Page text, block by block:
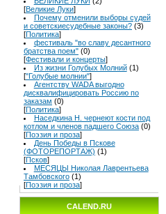
[Великие Луки]
Почему отменили выборы судей
и советскиесудебные законы? (3)
[Политика]
фестиваль "во славу десантного
братства поем" (0)
[Фестивали и концерты]
Из жизни Голубых Молний (1)
["Голубые молнии"]
Агентству WADA выгодно
дисквалифицировать Россию по
заказам (0)
[Политика]
Наседкина Н. чернеют кости под
котлом и членов падшего Союза (0)
[Поэзия и проза]
День Победы в Пскове
(ФОТОРЕПОРТАЖ) (1)
[Псков]
МЕСЯЦЫ Николая Лаврентьева
Тамбовского (1)
[Поэзия и проза]
CALEND.RU